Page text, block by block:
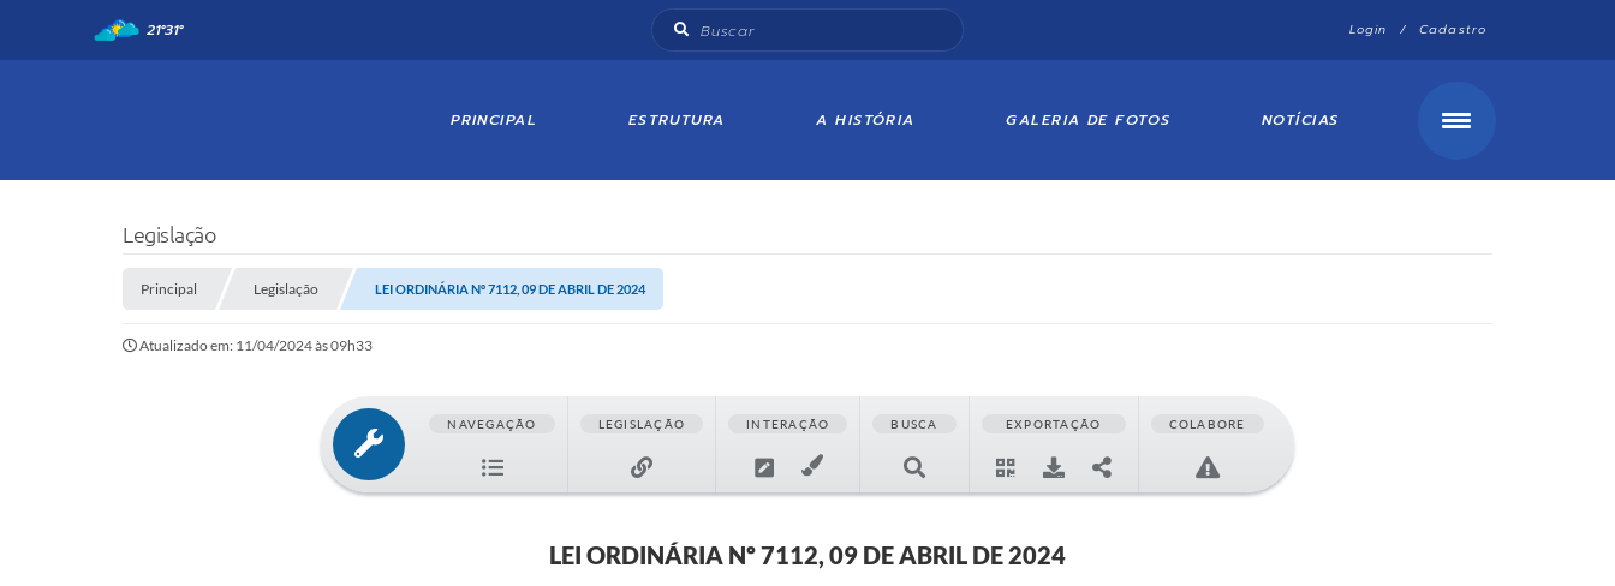
Login / Cadastro
21°31°
PRINCIPAL ESTRUTURA A HISTÓRIA GALERIA DE FOTOS NOTÍCIAS
Legislação
Principal Legislação LEI ORDINÁRIA Nº 7112, 09 DE ABRIL DE 2024
Atualizado em: 11/04/2024 às 09h33
NAVEGAÇÃO LEGISLAÇÃO INTERAÇÃO BUSCA EXPORTAÇÃO COLABORE
LEI ORDINÁRIA Nº 7112, 09 DE ABRIL DE 2024